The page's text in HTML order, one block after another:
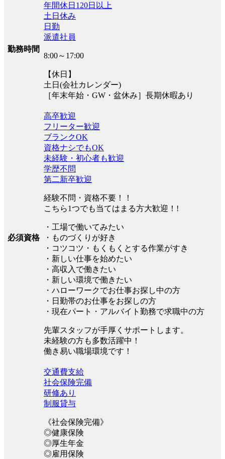
勤務時間
年間休日120日以上
土日休み
日勤
派遣社員
8:00～17:00
【休日】
土日(会社カレンダー)
［年末年始・GW・盆休み］長期休暇あり
必須資格
高卒歓迎
フリーター歓迎
ブランクOK
資格ナシでもOK
未経験・初心者も歓迎
学歴不問
第二新卒歓迎
経験不問・資格不要！！
こちら1つでも当てはまる方大歓迎！!
・工場で働いてみたい
・ものづくりが好き
・コツコツ・もくもくとする作業がすき
・新しい仕事を始めたい
・高収入で働きたい
・新しい環境で働きたい
・ハローワークでお仕事お探し中の方
・日勤帯のお仕事をお探しの方
・現在パート・アルバイト勤務で求職中の方
先輩スタッフが手厚くサポートします。
未経験の方も多数活躍中！
働き易い職場環境です！
交通費支給
社会保険完備
研修あり
制服貸与
《社会保険完備》
◎健康保険
◎厚生年金
◎雇用保険